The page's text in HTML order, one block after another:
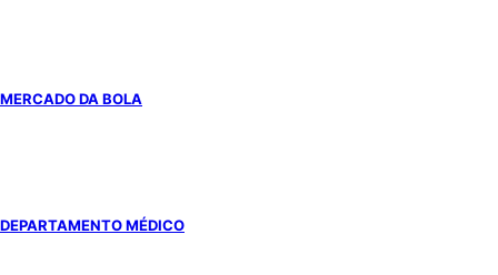
MERCADO DA BOLA
DEPARTAMENTO MÉDICO